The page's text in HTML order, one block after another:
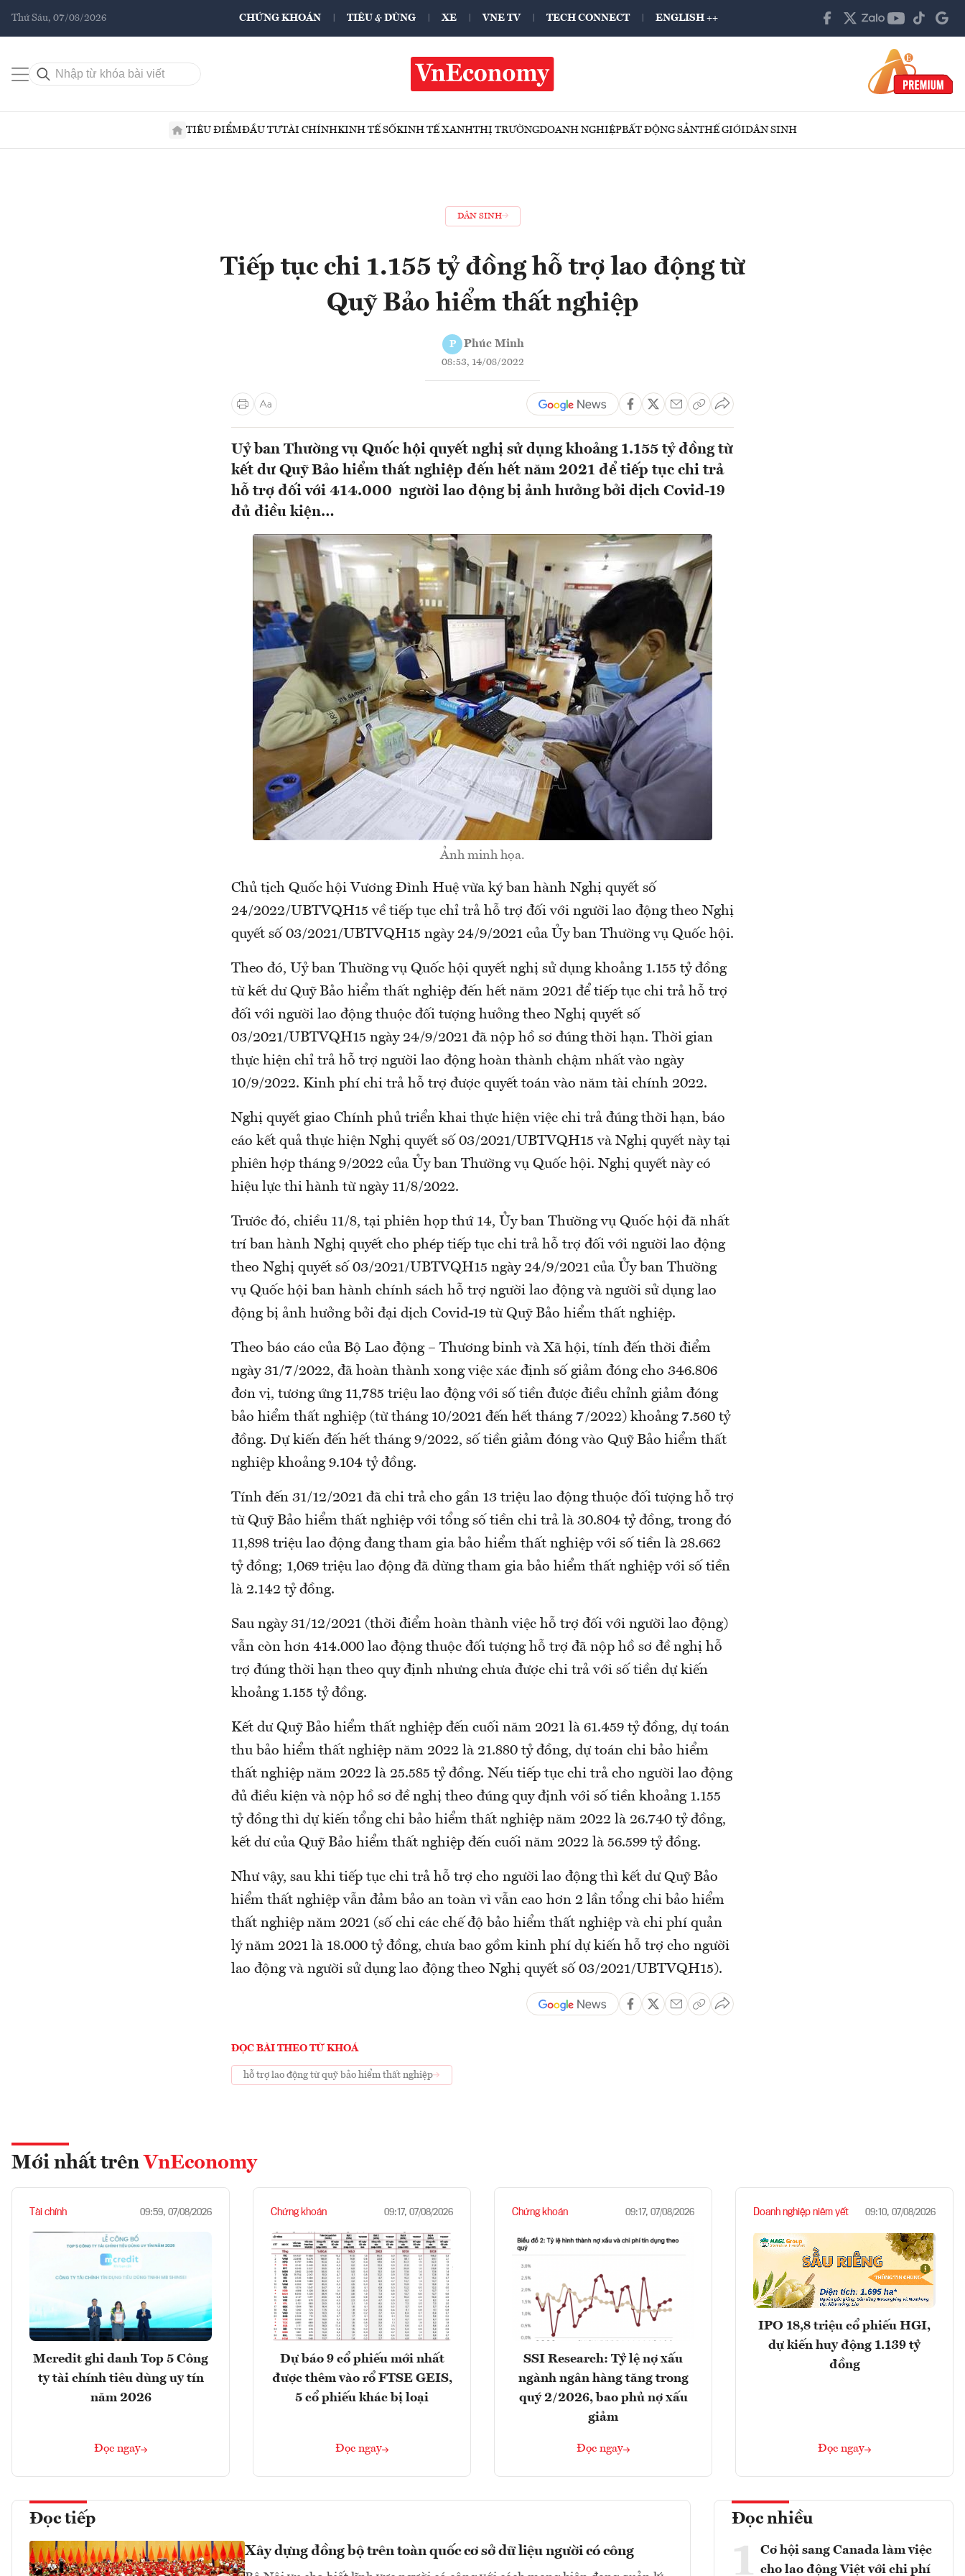
Thứ Sáu, 07/08/2026 CHỨNG KHOÁN TIÊU & DÙNG XE VNE TV TECH CONNECT ENGLISH ++
TIÊU ĐIỂMĐẦU TƯTÀI CHÍNHKINH TẾ SỐKINH TẾ XANHTHỊ TRƯỜNGDOANH NGHIỆPBẤT ĐỘNG SẢNTHẾ GIỚIDÂN SINH
DÂN SINH
Tiếp tục chi 1.155 tỷ đồng hỗ trợ lao động từ
Quỹ Bảo hiểm thất nghiệp
P Phúc Minh
08:53, 14/08/2022
Uỷ ban Thường vụ Quốc hội quyết nghị sử dụng khoảng 1.155 tỷ đồng từ
kết dư Quỹ Bảo hiểm thất nghiệp đến hết năm 2021 để tiếp tục chi trả
hỗ trợ đối với 414.000 người lao động bị ảnh hưởng bởi dịch Covid-19
đủ điều kiện…
Ảnh minh họa.
Chủ tịch Quốc hội Vương Đình Huệ vừa ký ban hành Nghị quyết số
24/2022/UBTVQH15 về tiếp tục chỉ trả hỗ trợ đối với người lao động theo Nghị
quyết số 03/2021/UBTVQH15 ngày 24/9/2021 của Ủy ban Thường vụ Quốc hội.
Theo đó, Uỷ ban Thường vụ Quốc hội quyết nghị sử dụng khoảng 1.155 tỷ đồng
từ kết dư Quỹ Bảo hiểm thất nghiệp đến hết năm 2021 để tiếp tục chi trả hỗ trợ
đối với người lao động thuộc đối tượng hưởng theo Nghị quyết số
03/2021/UBTVQH15 ngày 24/9/2021 đã nộp hồ sơ đúng thời hạn. Thời gian
thực hiện chỉ trả hỗ trợ người lao động hoàn thành chậm nhất vào ngày
10/9/2022. Kinh phí chi trả hỗ trợ được quyết toán vào năm tài chính 2022.
Nghị quyết giao Chính phủ triển khai thực hiện việc chi trả đúng thời hạn, báo
cáo kết quả thực hiện Nghị quyết số 03/2021/UBTVQH15 và Nghị quyết này tại
phiên hợp tháng 9/2022 của Ủy ban Thường vụ Quốc hội. Nghị quyết này có
hiệu lực thi hành từ ngày 11/8/2022.
Trước đó, chiều 11/8, tại phiên họp thứ 14, Ủy ban Thường vụ Quốc hội đã nhất
trí ban hành Nghị quyết cho phép tiếp tục chi trả hỗ trợ đối với người lao động
theo Nghị quyết số 03/2021/UBTVQH15 ngày 24/9/2021 của Ủy ban Thường
vụ Quốc hội ban hành chính sách hỗ trợ người lao động và người sử dụng lao
động bị ảnh hưởng bởi đại dịch Covid-19 từ Quỹ Bảo hiểm thất nghiệp.
Theo báo cáo của Bộ Lao động – Thương binh và Xã hội, tính đến thời điểm
ngày 31/7/2022, đã hoàn thành xong việc xác định số giảm đóng cho 346.806
đơn vị, tương ứng 11,785 triệu lao động với số tiền được điều chỉnh giảm đóng
bảo hiểm thất nghiệp (từ tháng 10/2021 đến hết tháng 7/2022) khoảng 7.560 tỷ
đồng. Dự kiến đến hết tháng 9/2022, số tiền giảm đóng vào Quỹ Bảo hiểm thất
nghiệp khoảng 9.104 tỷ đồng.
Tính đến 31/12/2021 đã chi trả cho gần 13 triệu lao động thuộc đối tượng hỗ trợ
từ Quỹ Bảo hiểm thất nghiệp với tổng số tiền chi trả là 30.804 tỷ đồng, trong đó
11,898 triệu lao động đang tham gia bảo hiểm thất nghiệp với số tiền là 28.662
tỷ đồng; 1,069 triệu lao động đã dừng tham gia bảo hiểm thất nghiệp với số tiền
là 2.142 tỷ đồng.
Sau ngày 31/12/2021 (thời điểm hoàn thành việc hỗ trợ đối với người lao động)
vẫn còn hơn 414.000 lao động thuộc đối tượng hỗ trợ đã nộp hồ sơ đề nghị hỗ
trợ đúng thời hạn theo quy định nhưng chưa được chi trả với số tiền dự kiến
khoảng 1.155 tỷ đồng.
Kết dư Quỹ Bảo hiểm thất nghiệp đến cuối năm 2021 là 61.459 tỷ đồng, dự toán
thu bảo hiểm thất nghiệp năm 2022 là 21.880 tỷ đồng, dự toán chi bảo hiểm
thất nghiệp năm 2022 là 25.585 tỷ đồng. Nếu tiếp tục chi trả cho người lao động
đủ điều kiện và nộp hồ sơ đề nghị theo đúng quy định với số tiền khoảng 1.155
tỷ đồng thì dự kiến tổng chi bảo hiểm thất nghiệp năm 2022 là 26.740 tỷ đồng,
kết dư của Quỹ Bảo hiểm thất nghiệp đến cuối năm 2022 là 56.599 tỷ đồng.
Như vậy, sau khi tiếp tục chi trả hỗ trợ cho người lao động thì kết dư Quỹ Bảo
hiểm thất nghiệp vẫn đảm bảo an toàn vì vẫn cao hơn 2 lần tổng chi bảo hiểm
thất nghiệp năm 2021 (số chi các chế độ bảo hiểm thất nghiệp và chi phí quản
lý năm 2021 là 18.000 tỷ đồng, chưa bao gồm kinh phí dự kiến hỗ trợ cho người
lao động và người sử dụng lao động theo Nghị quyết số 03/2021/UBTVQH15).
ĐỌC BÀI THEO TỪ KHOÁ
hỗ trợ lao động từ quỹ bảo hiểm thất nghiệp
Mới nhất trên VnEconomy
Tài chính 09:59, 07/08/2026
Mcredit ghi danh Top 5 Công
ty tài chính tiêu dùng uy tín
năm 2026
Đọc ngay
Chứng khoán 09:17, 07/08/2026
Dự báo 9 cổ phiếu mới nhất
được thêm vào rổ FTSE GEIS,
5 cổ phiếu khác bị loại
Đọc ngay
Chứng khoán 09:17, 07/08/2026
SSI Research: Tỷ lệ nợ xấu
ngành ngân hàng tăng trong
quý 2/2026, bao phủ nợ xấu
giảm
Đọc ngay
Doanh nghiệp niêm yết 09:10, 07/08/2026
IPO 18,8 triệu cổ phiếu HGI,
dự kiến huy động 1.139 tỷ
đồng
Đọc ngay
Đọc tiếp
Xây dựng đồng bộ trên toàn quốc cơ sở dữ liệu người có công
Đọc nhiều
1 Cơ hội sang Canada làm việc
cho lao động Việt với chi phí